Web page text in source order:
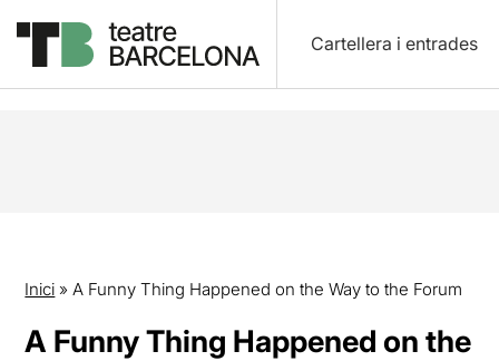
Cartellera i entrades
Inici »A Funny Thing Happened on the Way to the Forum
A Funny Thing Happened on the